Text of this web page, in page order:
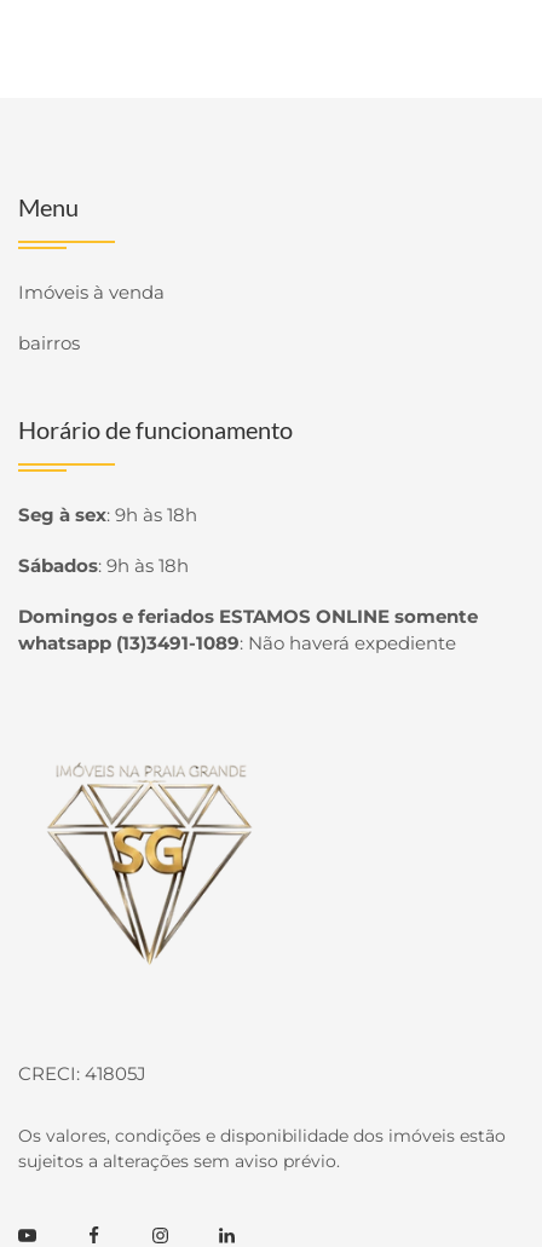
Menu
Imóveis à venda
bairros
Horário de funcionamento
Seg à sex: 9h às 18h
Sábados: 9h às 18h
Domingos e feriados ESTAMOS ONLINE somente
whatsapp (13)3491-1089: Não haverá expediente
CRECI: 41805J
Os valores, condições e disponibilidade dos imóveis estão
sujeitos a alterações sem aviso prévio.
YoutubeFacebookInstagramLinkedin